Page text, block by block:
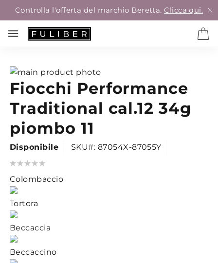
Controlla l'offerta del marchio Beretta.Clicca qui.
Vai
alla
fine
della
galleria
di
immagini
Vai
all'inizio
della
galleria
di
immagini
Fiocchi Performance
Traditional cal.12 34g
piombo 11
Disponibile SKU
87054X-87055Y
Valutazione:
Colombaccio
Tortora
Beccaccia
Beccaccino